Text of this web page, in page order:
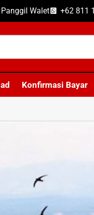
Walet +62 811
Konfirmasi Bayar